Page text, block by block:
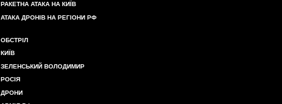
РАКЕТНА АТАКА НА КИЇВ
АТАКА ДРОНІВ НА РЕГІОНИ РФ
ОБСТРІЛ
КИЇВ
ЗЕЛЕНСЬКИЙ ВОЛОДИМИР
РОСІЯ
ДРОНИ